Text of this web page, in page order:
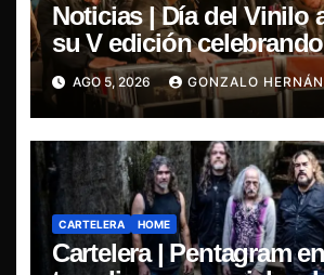
Noticias | Día del Vinilo
su V edición
regreso del 7″
AGO 5, 2026 GONZALO
CARTELERA HOME
Cartelera | Pentagram